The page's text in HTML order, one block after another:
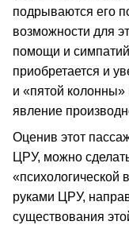
подрываются его
возможности для
помощи и
приобретается и
и «пятой
явление
Оценив этот
ЦРУ, можно
«психологической
руками ЦРУ,
существования